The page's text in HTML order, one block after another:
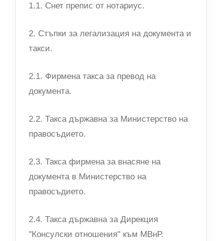
1.1. Снет препис от нотариус.
2. Стъпки за легализация на документа и
такси.
2.1. Фирмена такса за превод на
документа.
2.2. Такса държавна за Министерство на
правосъдието.
2.3. Такса фирмена за внасяне на
документа в Министерство на
правосъдието.
2.4. Такса държавна за Дирекция
"Консулски отношения" към МВнР.